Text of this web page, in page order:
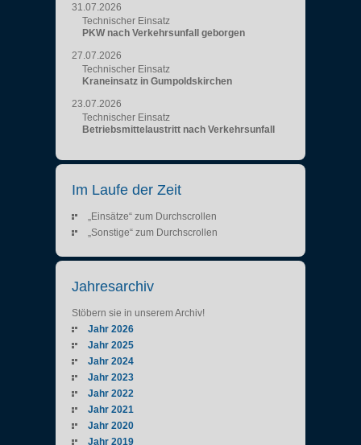
31.07.2026
Technischer Einsatz
PKW nach Verkehrsunfall geborgen
27.07.2026
Technischer Einsatz
Kraneinsatz in Gumpoldskirchen
23.07.2026
Technischer Einsatz
Betriebsmittelaustritt nach Verkehrsunfall
Im Laufe der Zeit
„Einsätze“ zum Durchscrollen
„Sonstige“ zum Durchscrollen
Jahresarchiv
Stöbern sie in unserem Archiv!
Jahr 2026
Jahr 2025
Jahr 2024
Jahr 2023
Jahr 2022
Jahr 2021
Jahr 2020
Jahr 2019